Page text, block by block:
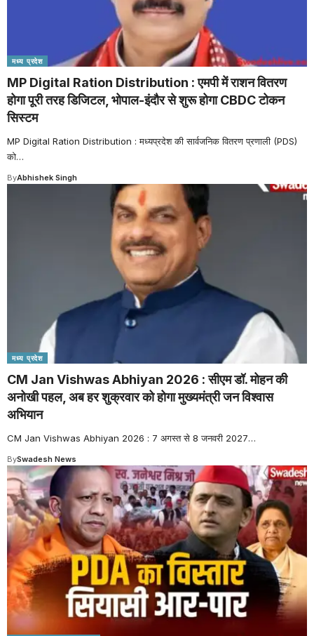
मध्य प्रदेश
MP Digital Ration Distribution : एमपी में राशन वितरण
होगा पूरी तरह डिजिटल, भोपाल-इंदौर से शुरू होगा CBDC टोकन
सिस्टम
MP Digital Ration Distribution : मध्यप्रदेश की सार्वजनिक वितरण प्रणाली (PDS)
को…
ByAbhishek Singh
मध्य प्रदेश
CM Jan Vishwas Abhiyan 2026 : सीएम डॉ. मोहन की
अनोखी पहल, अब हर शुक्रवार को होगा मुख्यमंत्री जन विश्वास
अभियान
CM Jan Vishwas Abhiyan 2026 : 7 अगस्त से 8 जनवरी 2027…
BySwadesh News